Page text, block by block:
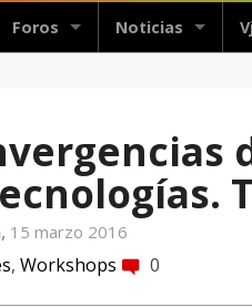
Foros Noticias
15 marzo 2016
, Workshops comment 0